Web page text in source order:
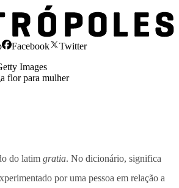
Facebook
Twitter
Images
do latim gratia. No dicionário, significa
por uma pessoa em relação a